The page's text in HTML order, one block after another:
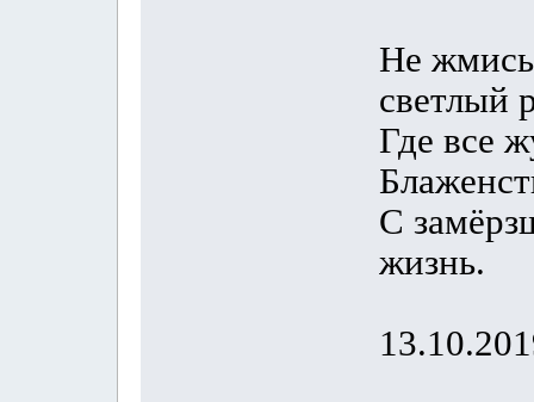
Не
светлый
Где все
С
жизнь.